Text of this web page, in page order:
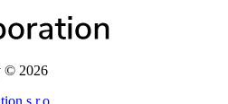
© 2026
s.r.o.